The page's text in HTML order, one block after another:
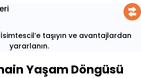
taşıyın ve avantajlardan
yararlanın.
Yaşam Döngüsü